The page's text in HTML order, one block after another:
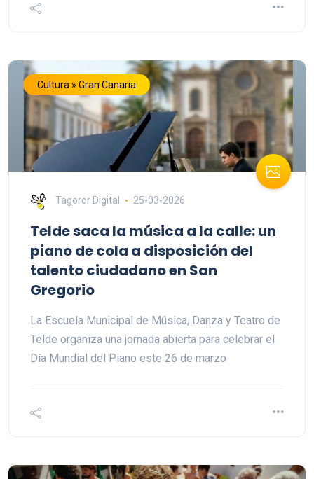
Cultura » Gran Canaria
Tagoror Digital 25-03-2026
Telde saca la música a la calle: un
piano de cola a disposición del
talento ciudadano en San
Gregorio
La Escuela Municipal de Música, Danza y Teatro de
Telde organiza una jornada abierta para celebrar el
Día Mundial del Piano este 26 de marzo